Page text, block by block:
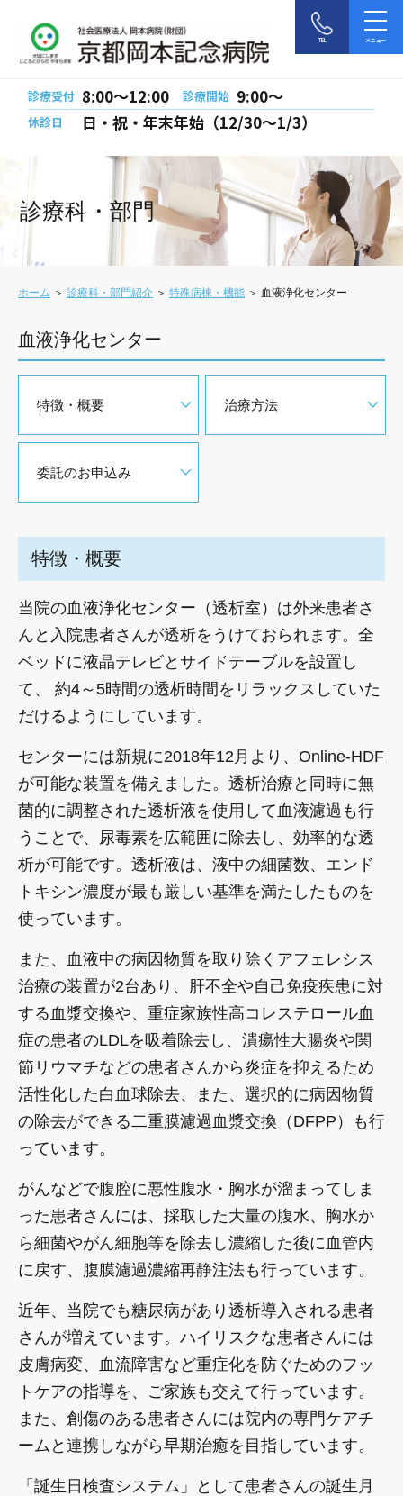
メニュー
TEL
診療受付 8:00〜12:00 診療開始 9:00〜
休診日 日・祝・年末年始（12/30～1/3）
診療科・部門
ホーム ＞ 診療科・部門紹介 ＞ 特殊病棟・機能 ＞ 血液浄化センター
血液浄化センター
特徴・概要 治療方法
委託のお申込み
特徴・概要
当院の血液浄化センター（透析室）は外来患者さ
んと入院患者さんが透析をうけておられます。全
ベッドに液晶テレビとサイドテーブルを設置し
て、 約4～5時間の透析時間をリラックスしていた
だけるようにしています。
センターには新規に2018年12月より、Online-HDF
が可能な装置を備えました。透析治療と同時に無
菌的に調整された透析液を使用して血液濾過も行
うことで、尿毒素を広範囲に除去し、効率的な透
析が可能です。透析液は、液中の細菌数、エンド
トキシン濃度が最も厳しい基準を満たしたものを
使っています。
また、血液中の病因物質を取り除くアフェレシス
治療の装置が2台あり、肝不全や自己免疫疾患に対
する血漿交換や、重症家族性高コレステロール血
症の患者のLDLを吸着除去し、潰瘍性大腸炎や関
節リウマチなどの患者さんから炎症を抑えるため
活性化した白血球除去、また、選択的に病因物質
の除去ができる二重膜濾過血漿交換（DFPP）も行
っています。
がんなどで腹腔に悪性腹水・胸水が溜まってしま
った患者さんには、採取した大量の腹水、胸水か
ら細菌やがん細胞等を除去し濃縮した後に血管内
に戻す、腹膜濾過濃縮再静注法も行っています。
近年、当院でも糖尿病があり透析導入される患者
さんが増えています。ハイリスクな患者さんには
皮膚病変、血流障害など重症化を防ぐためのフッ
トケアの指導を、ご家族も交えて行っています。
また、創傷のある患者さんには院内の専門ケアチ
ームと連携しながら早期治癒を目指しています。
「誕生日検査システム」として患者さんの誕生月